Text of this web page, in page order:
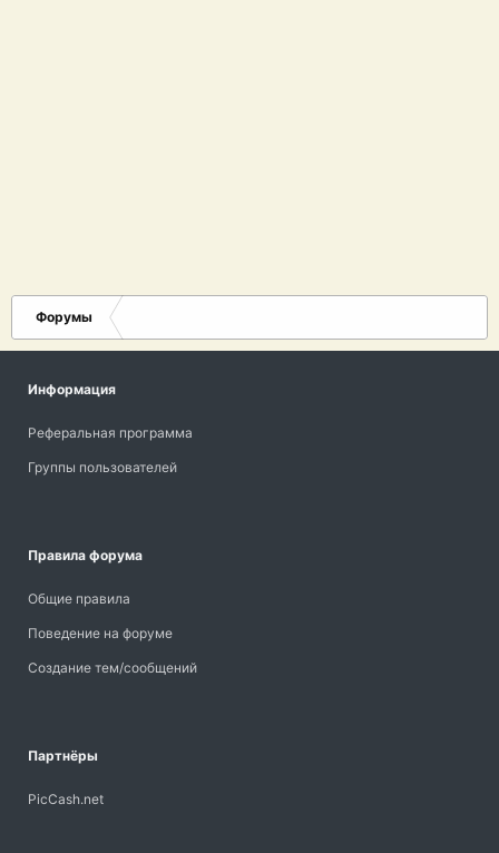
Форумы
Информация
Реферальная программа
Группы пользователей
Правила форума
Общие правила
Поведение на форуме
Создание тем/сообщений
Партнёры
PicCash.net